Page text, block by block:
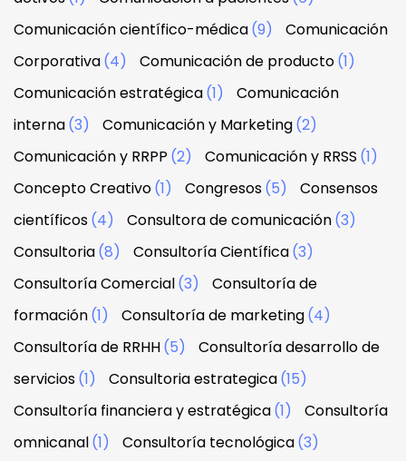
Comunicación científico-médica(9)
Comunicación
Corporativa(4) Comunicación de producto(1)
Comunicación estratégica(1)
Comunicación
interna(3) Comunicación y Marketing(2)
Comunicación y RRPP (2) Comunicación y RRSS (1)
Concepto Creativo(1) Congresos(5)
Consensos
científicos(4) Consultora de comunicación(3)
Consultoria(8) Consultoría Científica(3)
Consultoría Comercial(3)
Consultoría de
formación(1) Consultoría de marketing(4)
Consultoría de RRHH(5)
Consultoría desarrollo de
servicios(1) Consultoria estrategica(15)
Consultoría financiera y estratégica(1)
Consultoría
omnicanal(1) Consultoría tecnológica(3)